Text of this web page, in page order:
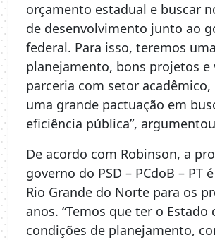
orçamento estadual e buscar
de desenvolvimento junto ao
federal. Para isso, teremos
planejamento, bons projetos e
parceria com setor
uma grande pactuação em
eficiência pública”,
De acordo com Robinson, a
governo do PSD – PCdoB – PT
Rio Grande do Norte para os
anos. “Temos que ter o Estado
condições de planejamento,